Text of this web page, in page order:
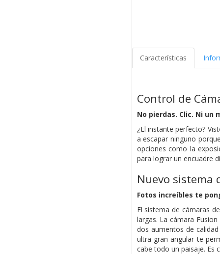
Características
Control de
No pierdas. Clic. Ni un
¿El instante perfecto?
a escapar ninguno
opciones como la
para lograr un encuadre
Nuevo sistema
Fotos increíbles te
El sistema de cámaras
largas. La cámara
dos aumentos de
ultra gran angular te
cabe todo un paisaje. Es